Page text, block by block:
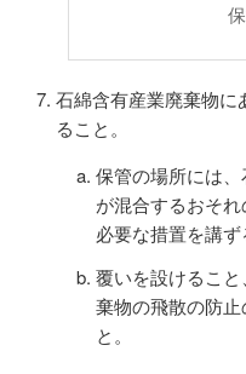
石綿含有産業廃棄物
ること。
保管の場所には
が混合するおそ
必要な措置を講ず
覆いを設けるこ
棄物の飛散の防
と。